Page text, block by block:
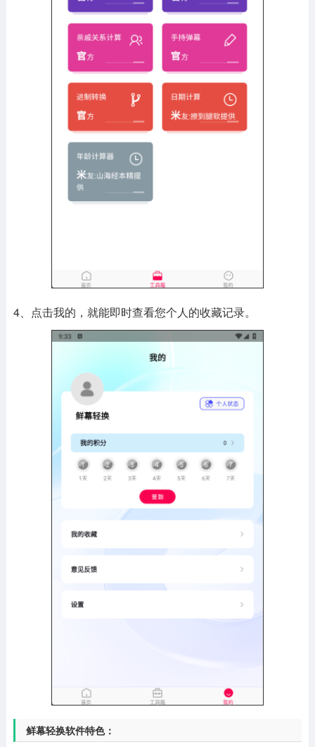
4、点击我的，就能即时查看您个人的收藏记录。
鲜幕轻换软件特色：